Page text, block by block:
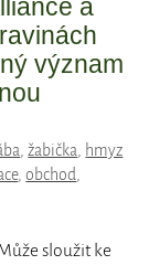
a
význam
,žabička, hmyz
,obchod,
sloužit ke